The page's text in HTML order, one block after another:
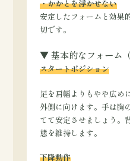
・かかとを浮かせない
安定したフォームと効果
切です。
▼ 基本的なフォーム
スタートポジション
足を肩幅よりもやや広め
外側に向けます。手は胸
てて安定させましょう。
態を維持します。
下降動作